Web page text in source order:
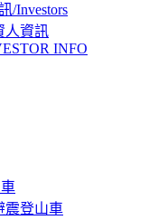
/Investors
人資訊
INFO
震登山車